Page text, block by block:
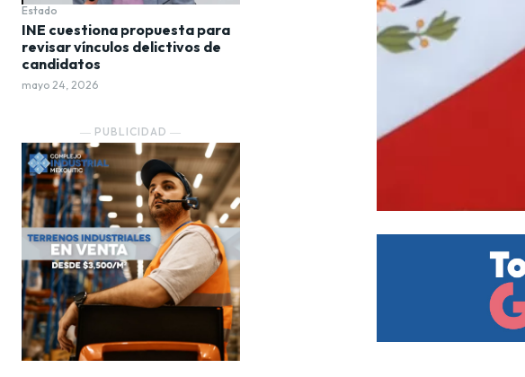
Estado
INE cuestiona propuesta para
revisar vínculos delictivos de
candidatos
mayo 24, 2026
― PUBLICIDAD ―